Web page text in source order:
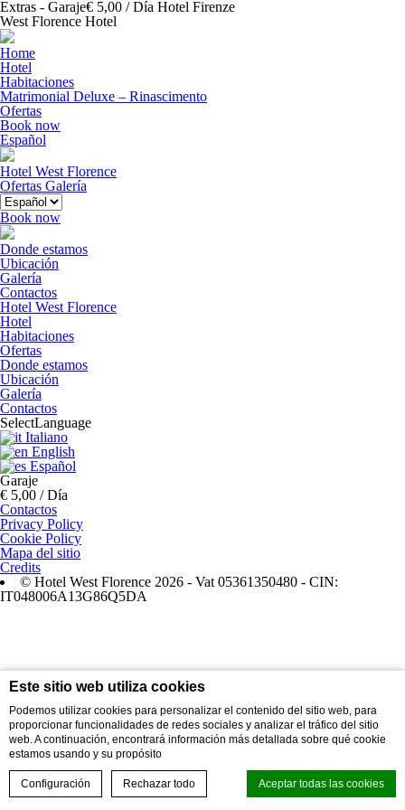
Este sitio web utiliza cookies
Podemos utilizar cookies para personalizar el contenido del sitio web, para
proporcionar funcionalidades de redes sociales y analizar el tráfico del sitio
web. A continuación, encontrará información más detallada sobre qué cookie
estamos usando y su propósito
Configuración Rechazar todo Aceptar todas las cookies
Extras - Garaje€ 5,00 / Día Hotel Firenze
West Florence Hotel
Home
Hotel
Habitaciones
Matrimonial Deluxe – Rinascimento
Ofertas
Book now
Español
Hotel West Florence
Ofertas Galería
Book now
Donde estamos
Ubicación
Galería
Contactos
Hotel West Florence
Hotel
Habitaciones
Ofertas
Donde estamos
Ubicación
Galería
Contactos
SelectLanguage
Italiano
English
Español
Garaje
€ 5,00 / Día
Contactos
Privacy Policy
Cookie Policy
Mapa del sitio
Credits
© Hotel West Florence 2026 - Vat 05361350480 - CIN:
IT048006A13G86Q5DA